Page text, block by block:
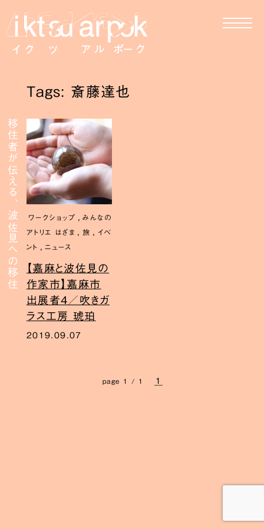
移住者が伝える、波佐見への移住
Tags: 斎藤達也
ワークショップ , みんなの
アトリエ はざま , 旅 , イベ
ント , ニュース
【嘉麻と波佐見の
作家市】嘉麻市
出展者4／吹きガ
ラス工房 琥珀
2019.09.07
page 1 / 1 1